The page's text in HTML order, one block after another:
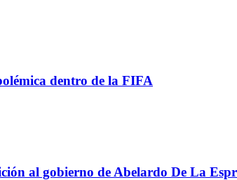
dentro de la FIFA
al gobierno de Abelardo De La